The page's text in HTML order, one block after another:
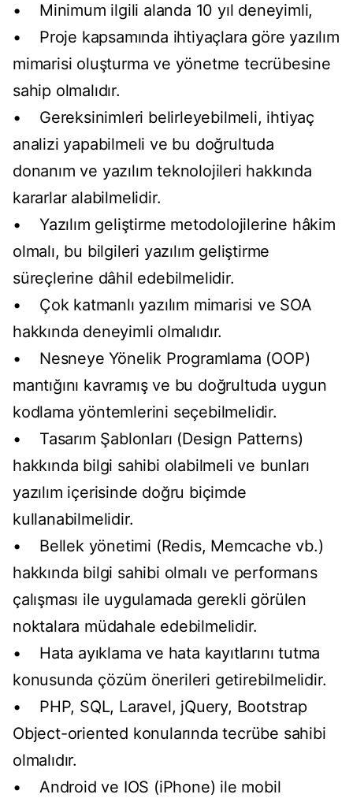
• Minimum ilgili alanda 10 yıl deneyimli,
• Proje kapsamında ihtiyaçlara göre yazılım
mimarisi oluşturma ve yönetme tecrübesine
sahip olmalıdır.
• Gereksinimleri belirleyebilmeli, ihtiyaç
analizi yapabilmeli ve bu doğrultuda
donanım ve yazılım teknolojileri hakkında
kararlar alabilmelidir.
• Yazılım geliştirme metodolojilerine hâkim
olmalı, bu bilgileri yazılım geliştirme
süreçlerine dâhil edebilmelidir.
• Çok katmanlı yazılım mimarisi ve SOA
hakkında deneyimli olmalıdır.
• Nesneye Yönelik Programlama (OOP)
mantığını kavramış ve bu doğrultuda uygun
kodlama yöntemlerini seçebilmelidir.
• Tasarım Şablonları (Design Patterns)
hakkında bilgi sahibi olabilmeli ve bunları
yazılım içerisinde doğru biçimde
kullanabilmelidir.
• Bellek yönetimi (Redis, Memcache vb.)
hakkında bilgi sahibi olmalı ve performans
çalışması ile uygulamada gerekli görülen
noktalara müdahale edebilmelidir.
• Hata ayıklama ve hata kayıtlarını tutma
konusunda çözüm önerileri getirebilmelidir.
• PHP, SQL, Laravel, jQuery, Bootstrap
Object-oriented konularında tecrübe sahibi
olmalıdır.
• Android ve IOS (iPhone) ile mobil